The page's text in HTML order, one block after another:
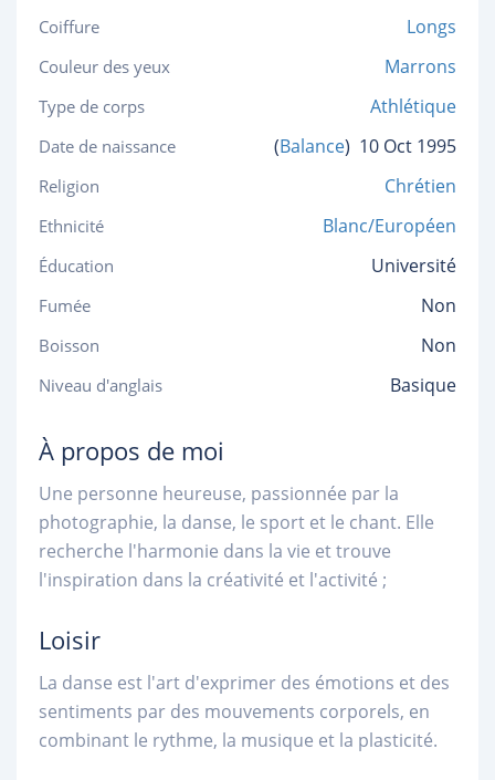
Coiffure Longs
Couleur des yeux Marrons
Type de corps Athlétique
Date de naissance (Balance) 10 Oct 1995
Religion Chrétien
Ethnicité Blanc/Européen
Éducation Université
Fumée Non
Boisson Non
Niveau d'anglais Basique
À propos de moi
Une personne heureuse, passionnée par la
photographie, la danse, le sport et le chant. Elle
recherche l'harmonie dans la vie et trouve
l'inspiration dans la créativité et l'activité ;
Loisir
La danse est l'art d'exprimer des émotions et des
sentiments par des mouvements corporels, en
combinant le rythme, la musique et la plasticité.